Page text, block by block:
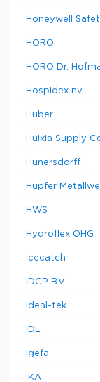
Honeywell
HORO
HORO Dr.
Hospidex nv
Huber
Huixia Supply
Hunersdorff
Hupfer
HWS
Hydroflex OHG
Icecatch
IDCP B.V.
Ideal-tek
IDL
Igefa
IKA